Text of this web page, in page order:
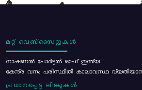
മറ്റ് വെബ്സൈറ്റുകൾ
നാഷണൽ പോർട്ടൽ ഓഫ് ഇന്ത്യ
കേന്ദ്ര വനം പരിസ്ഥിതി കാലാവസ്ഥ
പ്രധാനപ്പെട്ട ലിങ്കുകൾ